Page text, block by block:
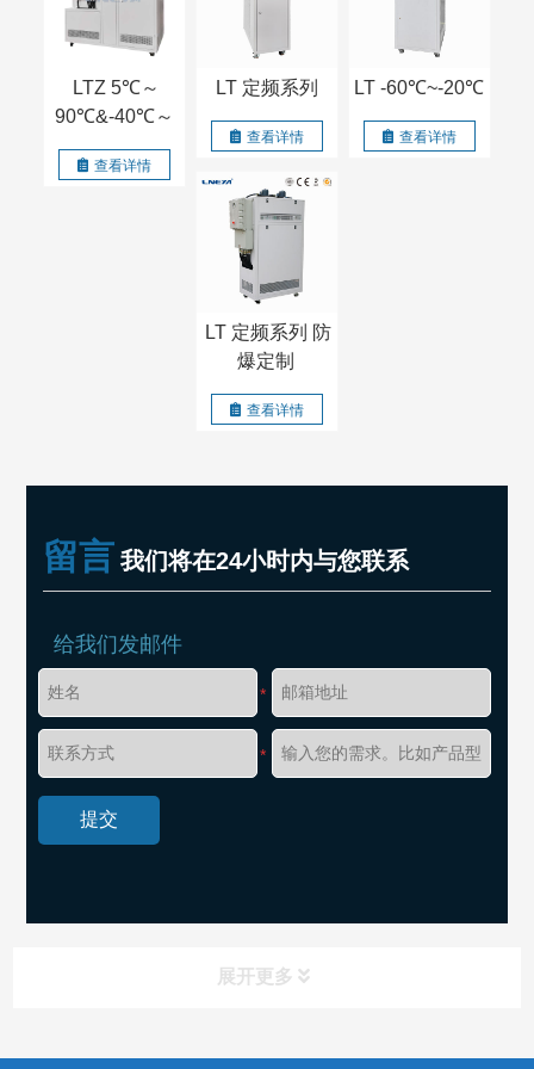
LTZ 5℃～
90℃&-40℃～
90℃
查看详情
LT 定频系列
查看详情
LT -60℃~-20℃
查看详情
LT 定频系列 防
爆定制
查看详情
留言 我们将在24小时内与您联系
给我们发邮件
*
*
展开更多